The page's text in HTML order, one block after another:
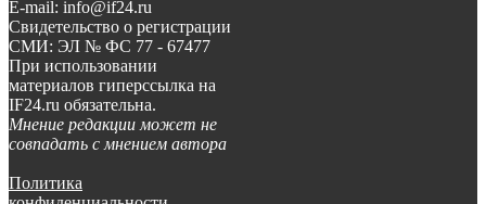
E-mail: info@if24.ru
Свидетельство о регистрации
СМИ: ЭЛ № ФС 77 - 67477
При использовании
материалов гиперссылка на
IF24.ru обязательна.
Мнение редакции может не
совпадать с мнением автора
Политика